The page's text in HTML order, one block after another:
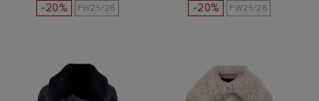
-20% FW25/26 -20% FW25/26